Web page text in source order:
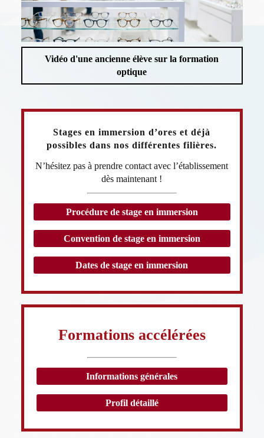
Vidéo d'une ancienne élève sur la formation
optique
Stages en immersion d’ores et déjà
possibles dans nos différentes filières.
N’hésitez pas à prendre contact avec l’établissement
dès maintenant !
Procédure de stage en immersion
Convention de stage en immersion
Dates de stage en immersion
Formations accélérées
Informations générales
Profil détaillé